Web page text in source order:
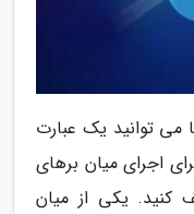
می توانید یک عبارت
اجرای میان برهای
کنید. یکی از میان